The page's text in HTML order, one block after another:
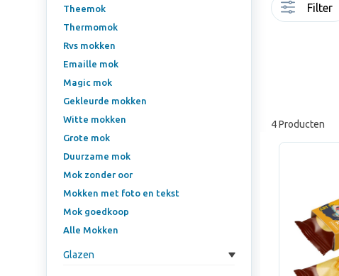
Theemok
Thermomok
Rvs mokken
Emaille mok
Magic mok
Gekleurde mokken
Witte mokken
Grote mok
Duurzame mok
Mok zonder oor
Mokken met foto en tekst
Mok goedkoop
Alle Mokken
Glazen
Filter
4 Producten